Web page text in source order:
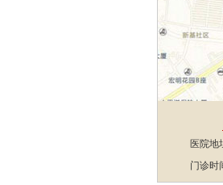
医院地
门诊时